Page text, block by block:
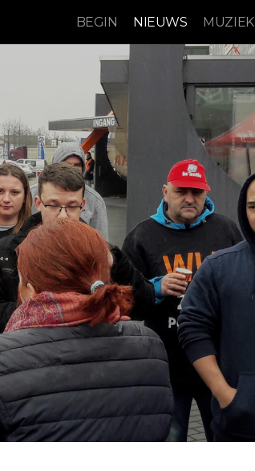
BEGIN NIEUWS MUZIEK